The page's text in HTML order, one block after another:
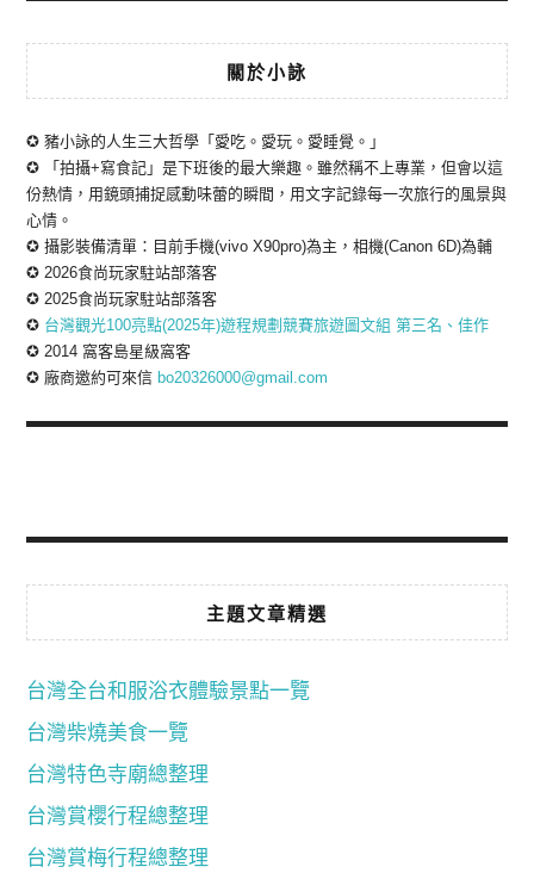
關於小詠
✪ 豬小詠的人生三大哲學「愛吃。愛玩。愛睡覺。」
✪ 「拍攝+寫食記」是下班後的最大樂趣。雖然稱不上專業，但會以這
份熱情，用鏡頭捕捉感動味蕾的瞬間，用文字記錄每一次旅行的風景與
心情。
✪ 攝影裝備清單：目前手機(vivo X90pro)為主，相機(Canon 6D)為輔
✪ 2026食尚玩家駐站部落客
✪ 2025食尚玩家駐站部落客
✪ 台灣觀光100亮點(2025年)遊程規劃競賽旅遊圖文組 第三名、佳作
✪ 2014 窩客島星級窩客
✪ 廠商邀約可來信 bo20326000@gmail.com
主題文章精選
台灣全台和服浴衣體驗景點一覽
台灣柴燒美食一覽
台灣特色寺廟總整理
台灣賞櫻行程總整理
台灣賞梅行程總整理